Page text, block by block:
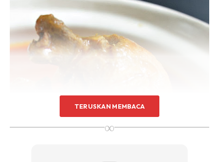
TERUSKAN MEMBACA
∞